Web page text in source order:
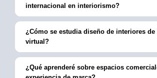
internacional en interiorismo?
¿Cómo se estudia diseño de interiores de
virtual?
¿Qué aprenderé sobre espacios